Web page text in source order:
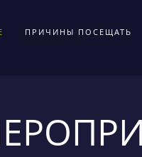
ПРИЧИНЫ ПОСЕЩАТЬ